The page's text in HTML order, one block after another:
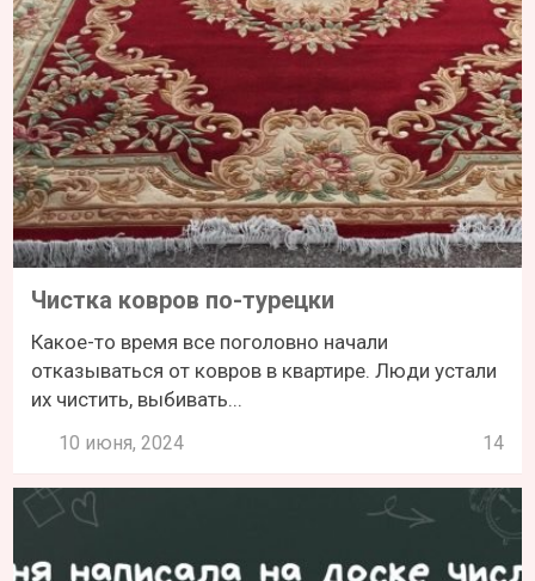
Чистка ковров по-турецки
Какое-то время все поголовно начали
отказываться от ковров в квартире. Люди устали
их чистить, выбивать...
10 июня, 2024 14